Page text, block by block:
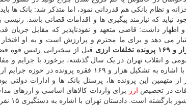
و نظام بانکی هم قدردانی نمود، اما متذکر شد: بانک ها
نیاید که نیازمند پیگیری ها و اقدامات قضائی باشد.
اظهار داشت: قاضی متعهد و نفوذناپذیر که مقابل
می دهد و برای ما محترم و پرارزش است و به او
ارزی
قبل از سخنرانی رئیس قوه
و انقلاب تهران در یک سال گذشته، برخورد با جرایم و
داد که ۵۰ نفر از متهمین این پرونده ها، پرسنل بانک ها و ادارات
در تخصیص
ارز
به